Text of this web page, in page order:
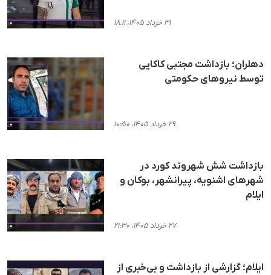
۳۱ خرداد ۱۴۰۵، ۱۸:۱۱
دهلران؛ بازداشت مجتبی کاکایی
توسط نیروهای حکومتی
۲۹ خرداد ۱۴۰۵، ۱۰:۵۰
بازداشت شش شهروند کورد در
شهرهای اشنویه، پیرانشهر، بوکان و
ایلام
۲۷ خرداد ۱۴۰۵، ۲۱:۳۰
ایلام؛ گزارشی از بازداشت و بی‌خبری از